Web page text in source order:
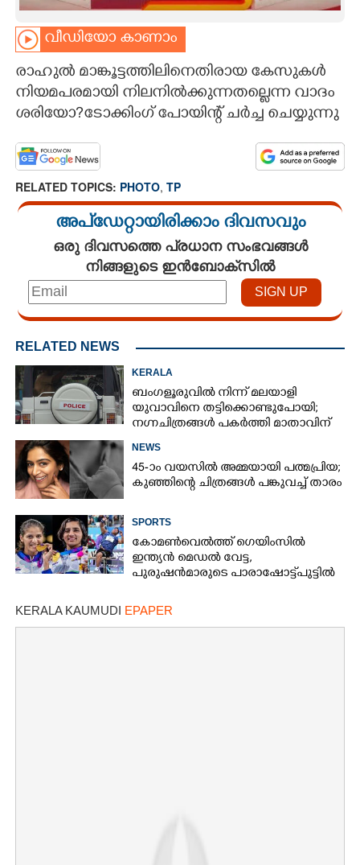
ASTRO
CARTOONS
ZOOM
വീഡിയോ കാണാം
രാഹുൽ മാങ്കൂട്ടത്തിലിനെതിരായ കേസുകൾ
നിയമപരമായി നിലനിൽക്കുന്നതല്ലെന്ന വാദം
ശരിയോ?ടോക്കിംഗ് പോയിന്റ് ചർച്ച ചെയ്യുന്നു
RELATED TOPICS: PHOTO, TP
അപ്ഡേറ്റായിരിക്കാം ദിവസവും
ഒരു ദിവസത്തെ പ്രധാന സംഭവങ്ങൾ
നിങ്ങളുടെ ഇൻബോക്സിൽ
RELATED NEWS
KERALA
ബംഗളൂരുവിൽ നിന്ന് മലയാളി
യുവാവിനെ തട്ടിക്കൊണ്ടുപോയി;
നഗ്നചിത്രങ്ങൾ പകർത്തി മാതാവിന്
NEWS
45-ാം വയസിൽ അമ്മയായി പത്മപ്രിയ;
കുഞ്ഞിന്റെ ചിത്രങ്ങൾ പങ്കുവച്ച് താരം
SPORTS
കോമൺവെൽത്ത് ഗെയിംസിൽ
ഇന്ത്യൻ മെഡൽ വേട്ട,​
പുരുഷൻമാരുടെ പാരാഷോട്ട്പുട്ടിൽ
ഇരട്ടസ്വർണവും വെള്ളിയും
KERALA KAUMUDI EPAPER